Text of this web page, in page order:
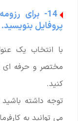
14- برای
پروفایل بنویسید.
با انتخاب یک
مختصر و حرفه ای
کنید.
توجه داشته باشید
می توانید به